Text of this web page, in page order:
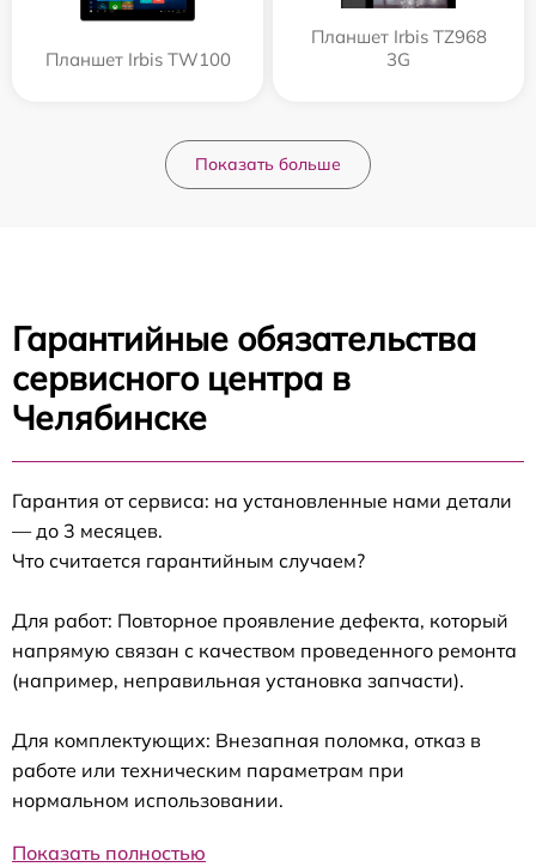
Планшет Irbis TW100
Планшет Irbis TZ968
3G
Показать больше
Гарантийные обязательства
сервисного центра в
Челябинске
Гарантия от сервиса: на установленные нами детали
— до 3 месяцев.
Что считается гарантийным случаем?
Для работ: Повторное проявление дефекта, который
напрямую связан с качеством проведенного ремонта
(например, неправильная установка запчасти).
Для комплектующих: Внезапная поломка, отказ в
работе или техническим параметрам при
нормальном использовании.
Показать полностью